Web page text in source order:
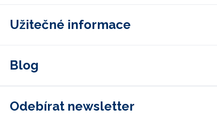
Užitečné informace
Blog
Odebírat newsletter